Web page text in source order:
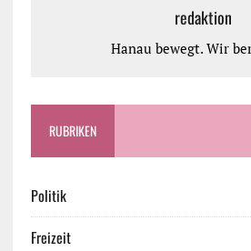
redaktion
Hanau bewegt. Wir
RUBRIKEN
Politik
Freizeit